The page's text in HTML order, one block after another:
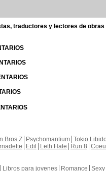
traductores y lectores de
Bros Z Psychomantium Tokio Libido
Edil Leth Hate Run 8
Libros para jovenes Romance Sexy